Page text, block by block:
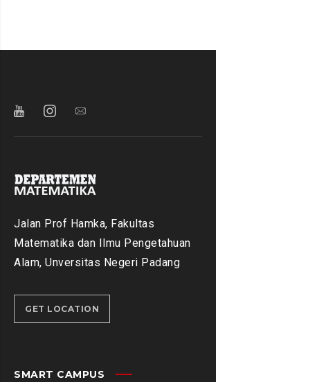
Jalan Prof Hamka, Fakultas
Matematika dan Ilmu Pengetahuan
Alam, Unversitas Negeri Padang
GET LOCATION
SMART CAMPUS